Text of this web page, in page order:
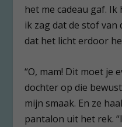
het me cadeau gaf.
ik zag dat de stof van
dat het licht erdoor
“O, mam! Dit moet je
dochter op die
mijn smaak. En ze
pantalon uit het rek.